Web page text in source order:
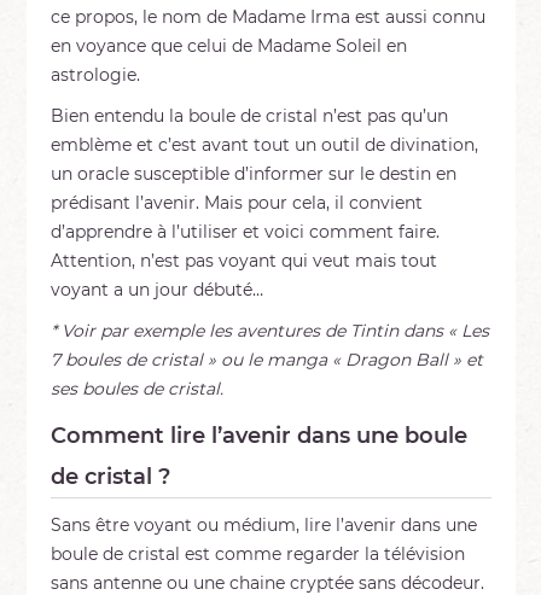
ce propos, le nom de Madame Irma est aussi connu
en voyance que celui de Madame Soleil en
astrologie.
Bien entendu la boule de cristal n’est pas qu’un
emblème et c’est avant tout un outil de divination,
un oracle susceptible d’informer sur le destin en
prédisant l’avenir. Mais pour cela, il convient
d’apprendre à l’utiliser et voici comment faire.
Attention, n’est pas voyant qui veut mais tout
voyant a un jour débuté…
* Voir par exemple les aventures de Tintin dans « Les
7 boules de cristal » ou le manga « Dragon Ball » et
ses boules de cristal.
Comment lire l’avenir dans une boule
de cristal ?
Sans être voyant ou médium, lire l’avenir dans une
boule de cristal est comme regarder la télévision
sans antenne ou une chaine cryptée sans décodeur.